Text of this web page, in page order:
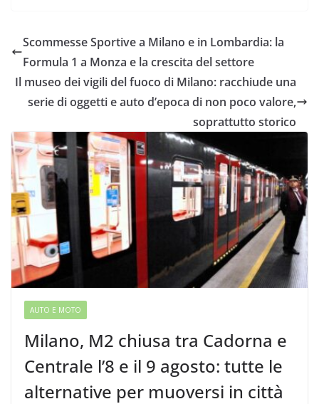
Scommesse Sportive a Milano e in Lombardia: la
Formula 1 a Monza e la crescita del settore
Il museo dei vigili del fuoco di Milano: racchiude una
serie di oggetti e auto d’epoca di non poco valore,
soprattutto storico
AUTO E MOTO
Milano, M2 chiusa tra Cadorna e
Centrale l’8 e il 9 agosto: tutte le
alternative per muoversi in città